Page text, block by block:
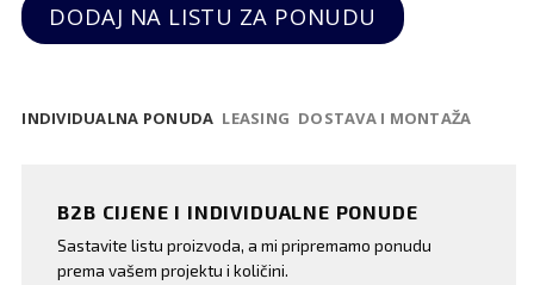
DODAJ NA LISTU ZA PONUDU
INDIVIDUALNA PONUDA LEASING DOSTAVA I MONTAŽA
B2B CIJENE I INDIVIDUALNE PONUDE
Sastavite listu proizvoda, a mi pripremamo ponudu
prema vašem projektu i količini.